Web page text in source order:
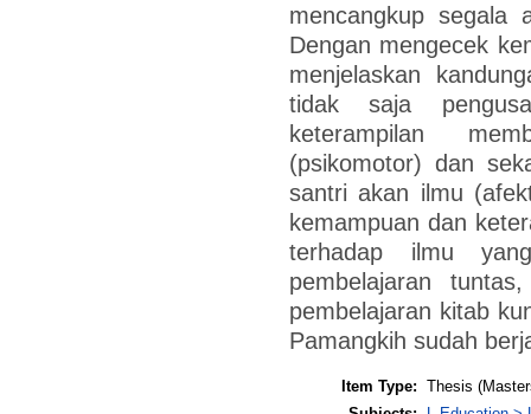
mencangkup segala
Dengan mengecek
menjelaskan
tidak saja
keterampilan
(psikomotor) dan
santri akan ilmu
kemampuan dan
terhadap ilmu
pembelajaran
pembelajaran kitab
Pamangkih sudah
Item Type: Thesis